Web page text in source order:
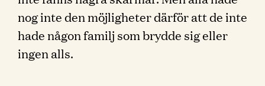
nog inte den möjligheter därför att de inte
hade någon familj som brydde sig eller
ingen alls.